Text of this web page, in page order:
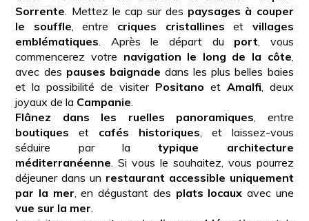
Sorrente . Mettez le cap sur des paysages à couper
le souffle , entre criques cristallines et villages
emblématiques . Après le départ du port , vous
commencerez votre navigation le long de la côte
avec des pauses baignade dans les plus belles baies
et la possibilité de visiter Positano et Amalfi , deux
joyaux de la Campanie
Flânez dans les ruelles panoramiques , entre
boutiques et cafés historiques , et laissez-vous
séduire par latypique architecture
méditerranéenne . Si vous le souhaitez, vous pourrez
déjeuner dans un restaurant accessible uniquement
par la mer , en dégustant des plats locaux avec une
vue sur la mer